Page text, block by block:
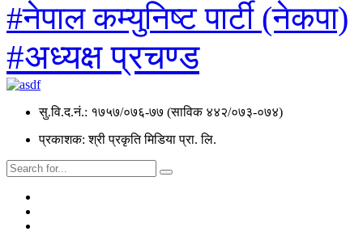
#नेपाल कम्युनिष्ट पार्टी (नेकपा)
#अध्यक्ष प्रचण्ड
सु.वि.द.नं.: १७५७/०७६-७७ (साविक ४४२/०७३-०७४)
प्रकाशक: श्री प्रकृति मिडिया प्रा. लि.